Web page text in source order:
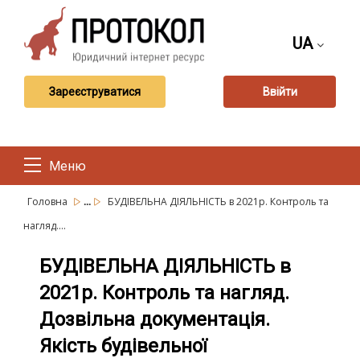
UA
Зареєструватися Ввійти
Меню
Головна ...
БУДІВЕЛЬНА ДІЯЛЬНІСТЬ в 2021р. Контроль та
нагляд....
БУДІВЕЛЬНА ДІЯЛЬНІСТЬ в
2021р. Контроль та нагляд.
Дозвільна документація.
Якість будівельної